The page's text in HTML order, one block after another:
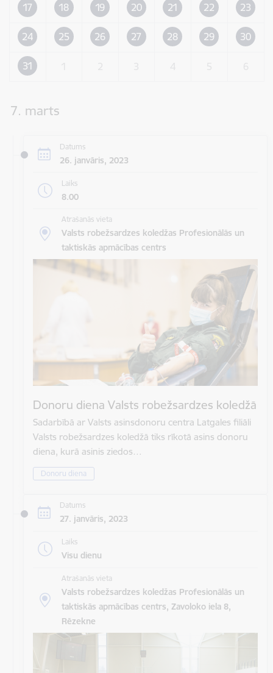
17 18 19 20 21 22 23
24 25 26 27 28 29 30
31
7. marts
Datums
26. janvāris, 2023
Laiks
8.00
Atrašanās vieta
Valsts robežsardzes koledžas Profesionālās un
taktiskās apmācības centrs
Donoru diena Valsts robežsardzes koledžā
Sadarbībā ar Valsts asinsdonoru centra Latgales filiāli
Valsts robežsardzes koledžā tiks rīkotā asins donoru
diena, kurā asinis ziedos…
Donoru diena
Datums
27. janvāris, 2023
Laiks
Visu dienu
Atrašanās vieta
Valsts robežsardzes koledžas Profesionālās un
taktiskās apmācības centrs, Zavoloko iela 8,
Rēzekne